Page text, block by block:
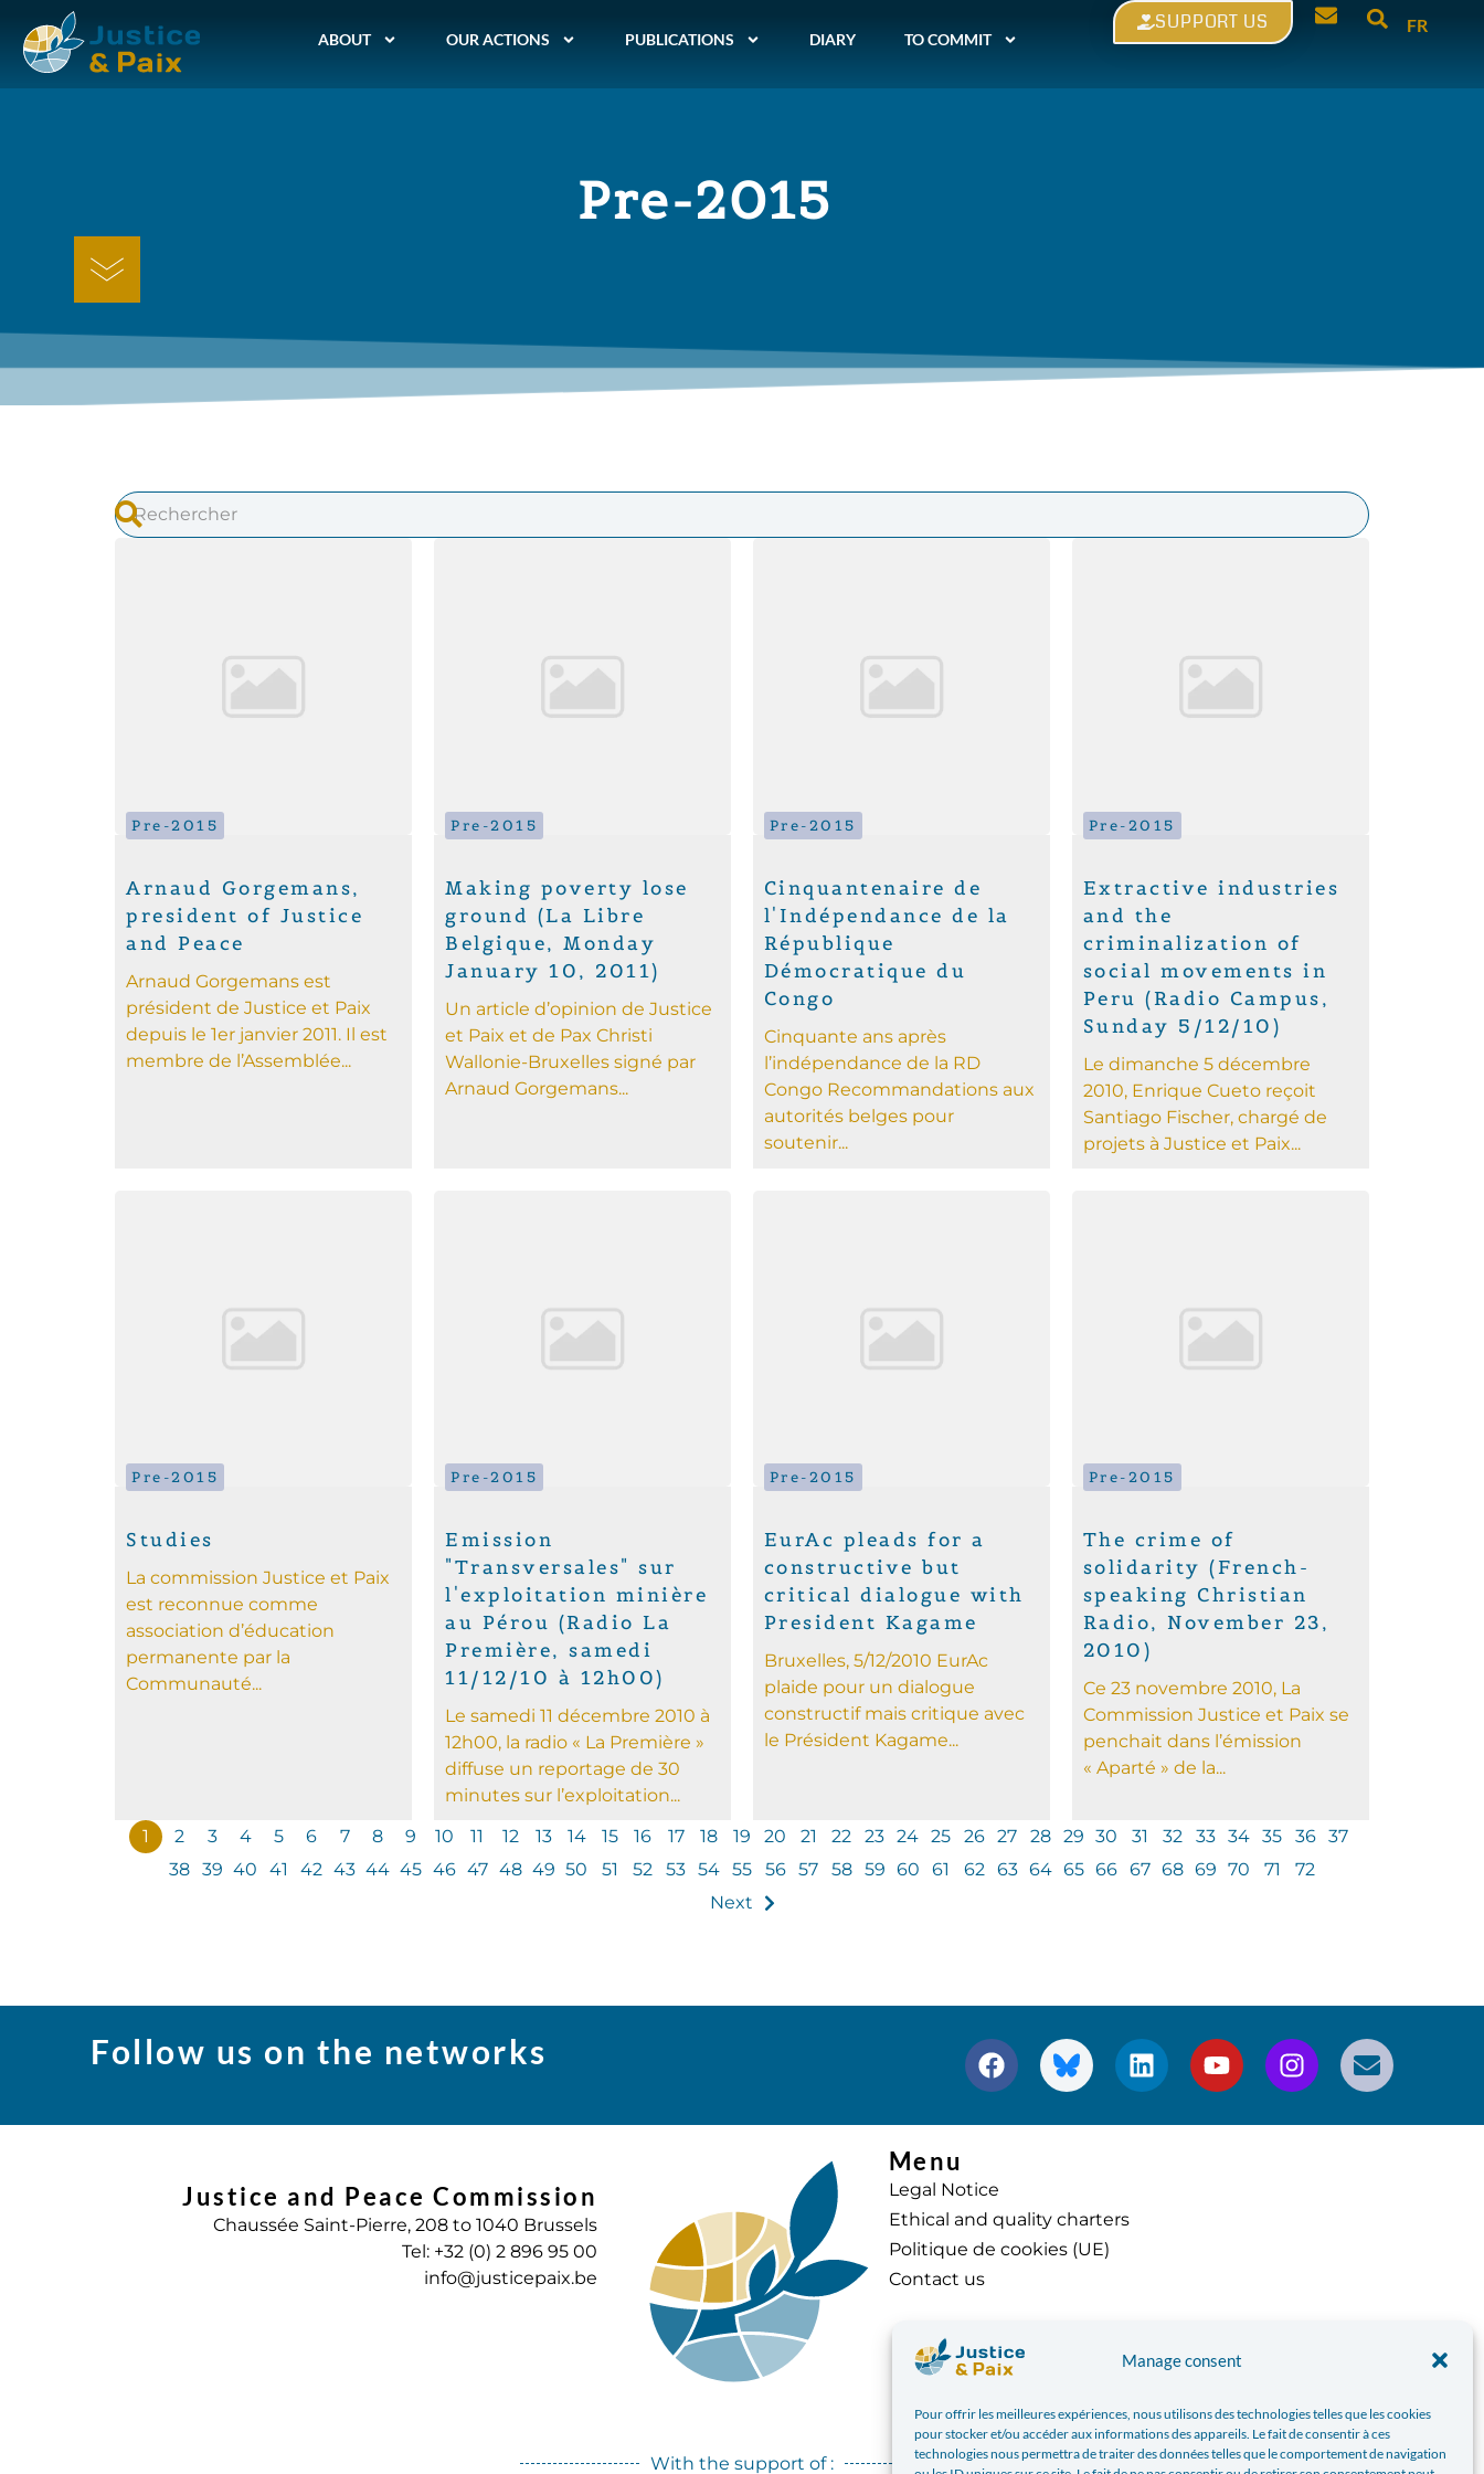
Manage consent
Pour offrir les meilleures expériences, nous utilisons des technologies telles que les cookies
pour stocker et/ou accéder aux informations des appareils. Le fait de consentir à ces
technologies nous permettra de traiter des données telles que le comportement de navigation
ABOUT OUR ACTIONS PUBLICATIONS DIARY TO COMMIT
SUPPORT US FR
Pre-2015
Pre-2015
Arnaud Gorgemans,
president of Justice
and Peace
Arnaud Gorgemans est
président de Justice et Paix
depuis le 1er janvier 2011. Il est
membre de l’Assemblée...
Pre-2015
Making poverty lose
ground (La Libre
Belgique, Monday
January 10, 2011)
Un article d’opinion de Justice
et Paix et de Pax Christi
Wallonie-Bruxelles signé par
Arnaud Gorgemans...
Pre-2015
Cinquantenaire de
l'Indépendance de la
République
Démocratique du
Congo
Cinquante ans après
l’indépendance de la RD
Congo Recommandations aux
autorités belges pour
soutenir...
Pre-2015
Extractive industries
and the
criminalization of
social movements in
Peru (Radio Campus,
Sunday 5/12/10)
Le dimanche 5 décembre
2010, Enrique Cueto reçoit
Santiago Fischer, chargé de
projets à Justice et Paix...
Pre-2015
Studies
La commission Justice et Paix
est reconnue comme
association d’éducation
permanente par la
Communauté...
Pre-2015
Emission
"Transversales" sur
l'exploitation minière
au Pérou (Radio La
Première, samedi
11/12/10 à 12h00)
Le samedi 11 décembre 2010 à
12h00, la radio « La Première »
diffuse un reportage de 30
minutes sur l’exploitation...
Pre-2015
EurAc pleads for a
constructive but
critical dialogue with
President Kagame
Bruxelles, 5/12/2010 EurAc
plaide pour un dialogue
constructif mais critique avec
le Président Kagame...
Pre-2015
The crime of
solidarity (French-
speaking Christian
Radio, November 23,
2010)
Ce 23 novembre 2010, La
Commission Justice et Paix se
penchait dans l’émission
« Aparté » de la...
1 2 3 4 5 6 7 8 9 10 11 12 13 14 15 16 17 18 19 20 21 22 23 24 25 26 27 28 29 30 31 32 33 34 35 36
37
38
39 40 41 42 43 44 45 46 47 48 49 50 51 52 53 54 55 56 57 58 59 60 61 62 63 64 65 66 67 68 69 70 71
72
Next
Follow us on the networks
Justice and Peace Commission
Chaussée Saint-Pierre, 208 to 1040 Brussels
Tel: +32 (0) 2 896 95 00
info@justicepaix.be
Menu
Legal Notice
Ethical and quality charters
Politique de cookies (UE)
Contact us
With the support of :